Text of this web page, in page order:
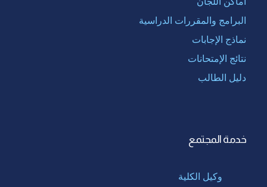
البرامج والمقررات الدراسية
نماذج الإجابات
نتائج الإمتحانات
دليل الطالب
خدمة المجتمع
وكيل الكلية